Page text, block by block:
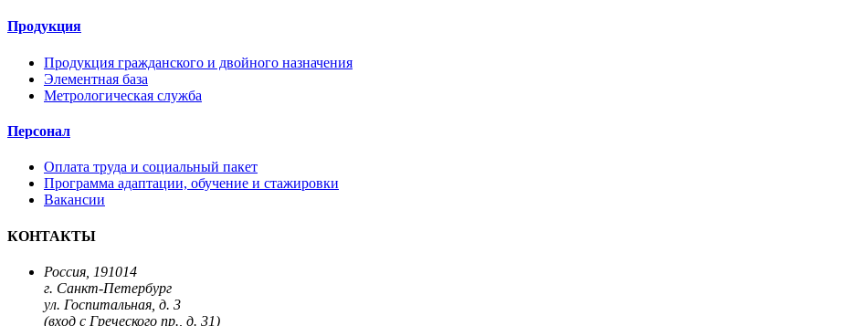
Продукция
Продукция гражданского и двойного назначения
Элементная база
Метрологическая служба
Персонал
Оплата труда и социальный пакет
Программа адаптации, обучение и стажировки
Вакансии
КОНТАКТЫ
Россия, 191014
г. Санкт-Петербург
ул. Госпитальная, д. 3
(вход с Греческого пр., д. 31)